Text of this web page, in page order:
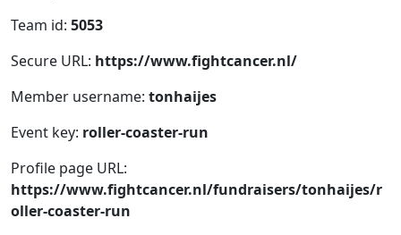
Team id: 5053
Secure URL: https://www.fightcancer.nl/
Member username: tonhaijes
Event key: roller-coaster-run
Profile page URL:
https://www.fightcancer.nl/fundraisers/tonhaijes/r
oller-coaster-run